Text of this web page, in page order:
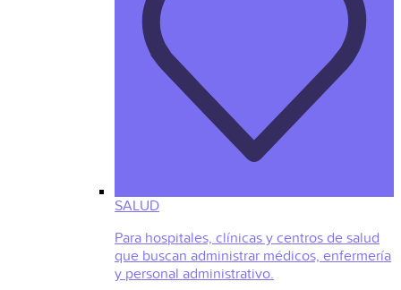
SALUD
Para hospitales, clínicas y centros de salud
que buscan administrar médicos, enfermería
y personal administrativo.